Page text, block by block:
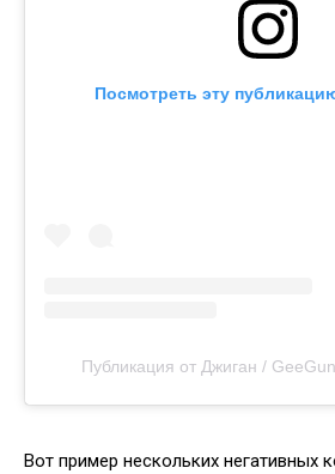
Посмотреть эту
Публикация от Джиган /
Вот пример нескольких негативных